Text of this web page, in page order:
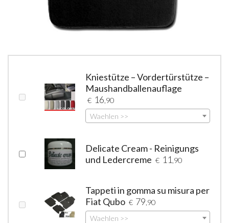
Kniestütze – Vordertürstütze –
Maushandballenauflage
€ 16 ,90
Waehlen >>
Delicate Cream - Reinigungs
und Ledercreme € 11 ,90
Tappeti in gomma su misura per
Fiat Qubo € 79 ,90
Waehlen >>